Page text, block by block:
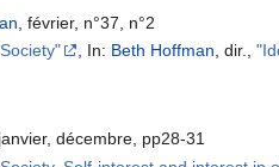
, février, n°37, n°2
, In: Beth Hoffman , dir.,
décembre, pp28-31